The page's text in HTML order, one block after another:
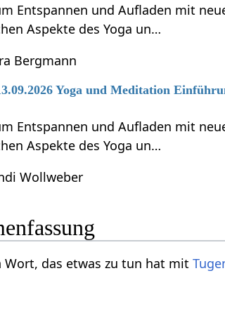
Entspannen und Aufladen mit
Aspekte des Yoga un…
Bergmann
Yoga und Meditation
Entspannen und Aufladen mit
Aspekte des Yoga un…
Wollweber
ein Wort, das etwas zu tun hat mit